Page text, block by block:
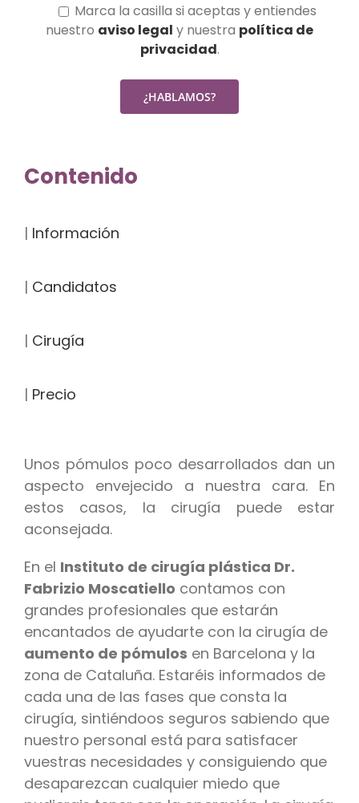
Marca la casilla si aceptas y entiendes
nuestro aviso legal y nuestra política de
privacidad.
Contenido
| Información
| Candidatos
| Cirugía
| Precio
Unos pómulos poco desarrollados dan un
aspecto envejecido a nuestra cara. En
estos casos, la cirugía puede estar
aconsejada.
En el Instituto de cirugía plástica Dr.
Fabrizio Moscatiello contamos con
grandes profesionales que estarán
encantados de ayudarte con la cirugía de
aumento de pómulos en Barcelona y la
zona de Cataluña. Estaréis informados de
cada una de las fases que consta la
cirugía, sintiéndoos seguros sabiendo que
nuestro personal está para satisfacer
vuestras necesidades y consiguiendo que
desaparezcan cualquier miedo que